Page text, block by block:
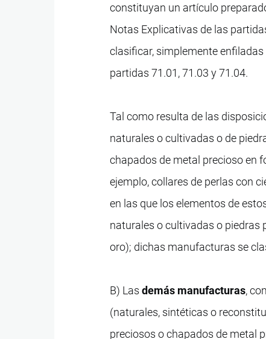
constituyan un artículo
Notas Explicativas de las
clasificar, simplemente
partidas 71.01, 71.03 y 71.04.
Tal como resulta de las
naturales o cultivadas o de
chapados de metal precioso en
ejemplo, collares de perlas con
en las que los elementos de
naturales o cultivadas o piedras
oro); dichas manufacturas se
B) Lasdemás manufacturas,
(naturales, sintéticas o
preciosos o chapados de metal